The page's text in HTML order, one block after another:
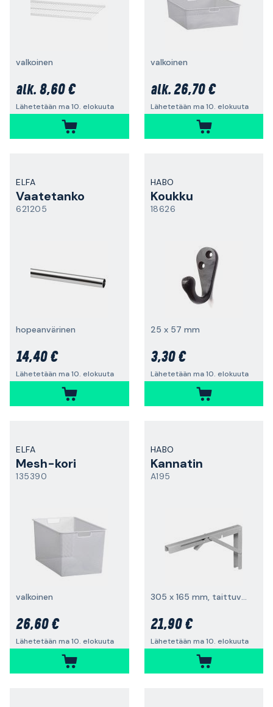
valkoinen
alk. 8,60 €
Lähetetään ma 10. elokuuta
valkoinen
alk. 26,70 €
Lähetetään ma 10. elokuuta
ELFA
Vaatetanko
621205
hopeanvärinen
14,40 €
Lähetetään ma 10. elokuuta
HABO
Koukku
18626
25 x 57 mm
3,30 €
Lähetetään ma 10. elokuuta
ELFA
Mesh-kori
135390
valkoinen
26,60 €
Lähetetään ma 10. elokuuta
HABO
Kannatin
A195
305 x 165 mm, taittuva, pari
21,90 €
Lähetetään ma 10. elokuuta